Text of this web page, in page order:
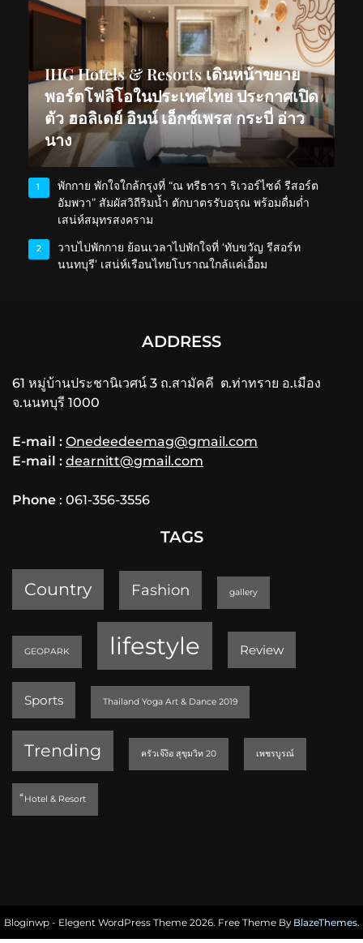
IHG Hotels & Resorts เดินหน้าขยาย
พอร์ตโฟลิโอในประเทศไทย ประกาศเปิด
ตัว ฮอลิเดย์ อินน์ เอ็กซ์เพรส กระบี่ อ่าว
นาง
1
พักกาย พักใจใกล้กรุงที่ “ณ ทรีธารา ริเวอร์ไซด์ รีสอร์ต
อัมพวา” สัมผัสวิถีริมน้ำ ตักบาตรรับอรุณ พร้อมดื่มด่ำ
เสน่ห์สมุทรสงคราม
2
วาบไปพักกาย ย้อนเวลาไปพักใจที่ ‘ทับขวัญ รีสอร์ท
นนทบุรี’ เสน่ห์เรือนไทยโบราณใกล้แค่เอื้อม
ADDRESS
61 หมู่บ้านประชานิเวศน์ 3 ถ.สามัคคี ต.ท่าทราย อ.เมือง
จ.นนทบุรี 1000
E-mail : Onedeedeemag@gmail.com
E-mail : dearnitt@gmail.com
Phone : 061-356-3556
TAGS
Country Fashion gallery
GEOPARK lifestyle Review
Sports Thailand Yoga Art & Dance 2019
Trending ครัวเจ๊ง้อ สุขุมวิท 20 เพชรบูรณ์
็Hotel & Resort
Bloginwp - Elegent WordPress Theme 2026. Free Theme By BlazeThemes.